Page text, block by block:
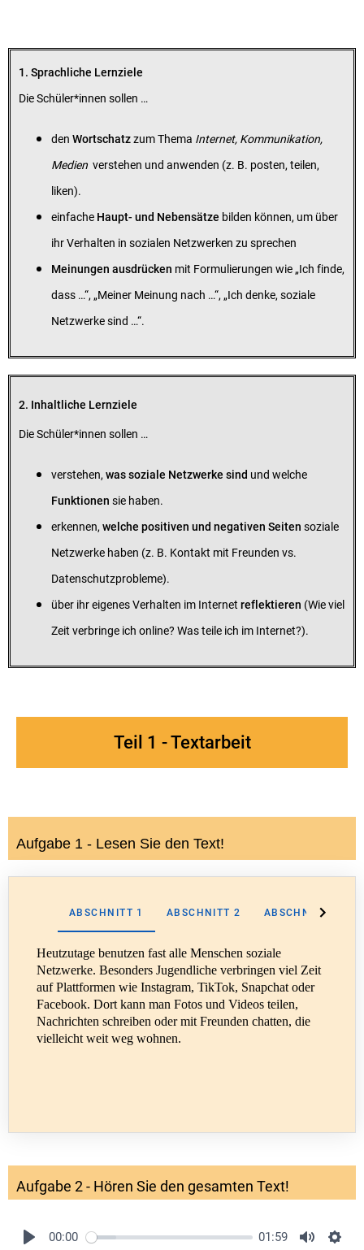
1. Sprachliche Lernziele
Die Schüler*innen sollen …
den Wortschatzzum Thema Internet, Kommunikation,
Medien verstehen und anwenden (z. B. posten, teilen,
liken).
einfache Haupt- und Nebensätze bilden können, um über
ihr Verhalten in sozialen Netzwerken zu sprechen
Meinungen ausdrücken mit Formulierungen wie „Ich finde,
dass …“, „Meiner Meinung nach …“, „Ich denke, soziale
Netzwerke sind …“.
2. Inhaltliche Lernziele
Die Schüler*innen sollen …
verstehen, was soziale Netzwerke sind und welche
Funktionen sie haben.
erkennen, welche positiven und negativen Seiten soziale
Netzwerke haben (z. B. Kontakt mit Freunden vs.
Datenschutzprobleme).
über ihr eigenes Verhalten im Internet reflektieren (Wie viel
Zeit verbringe ich online? Was teile ich im Internet?).
Teil 1 - Textarbeit
Aufgabe 1 - Lesen Sie den Text!
ABSCHNITT 1 ABSCHNITT 2 ABSCHNITT 4
Heutzutage benutzen fast alle Menschen soziale
Netzwerke. Besonders Jugendliche verbringen viel Zeit
auf Plattformen wie Instagram, TikTok, Snapchat oder
Facebook. Dort kann man Fotos und Videos teilen,
Nachrichten schreiben odermit Freunden chatten, die
vielleicht weit weg wohnen.
Aufgabe 2 - Hören Sie den gesamten Text!
00:00 01:59